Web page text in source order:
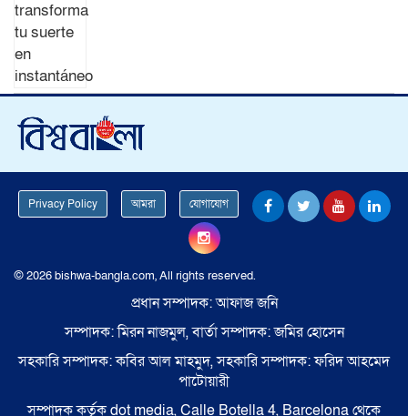
Privacy Policy আমরা যোগাযোগ
© 2026 bishwa-bangla.com, All rights reserved.
প্রধান সম্পাদক: আফাজ জনি
সম্পাদক: মিরন নাজমুল, বার্তা সম্পাদক: জমির হোসেন
সহকারি সম্পাদক: কবির আল মাহমুদ, সহকারি সম্পাদক: ফরিদ আহমেদ
পাটোয়ারী
সম্পাদক কর্তৃক dot media, Calle Botella 4, Barcelona থেকে